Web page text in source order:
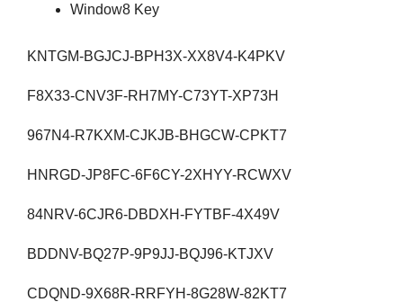
Window8 Key
KNTGM-BGJCJ-BPH3X-XX8V4-K4PKV
F8X33-CNV3F-RH7MY-C73YT-XP73H
967N4-R7KXM-CJKJB-BHGCW-CPKT7
HNRGD-JP8FC-6F6CY-2XHYY-RCWXV
84NRV-6CJR6-DBDXH-FYTBF-4X49V
BDDNV-BQ27P-9P9JJ-BQJ96-KTJXV
CDQND-9X68R-RRFYH-8G28W-82KT7